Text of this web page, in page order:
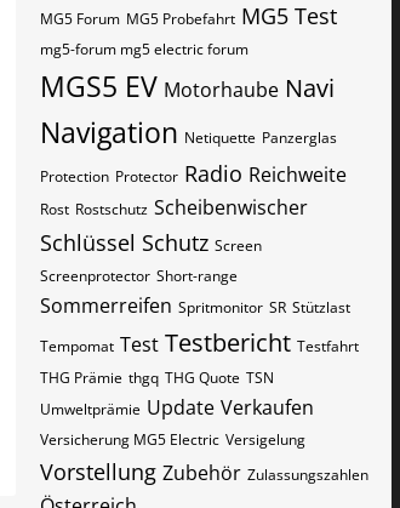
MG5 Forum MG5 Probefahrt MG5 Test
mg5-forum mg5 electric forum
MGS5 EV Motorhaube Navi
Navigation Netiquette Panzerglas
Protection Protector Radio Reichweite
Rost Rostschutz Scheibenwischer
Schlüssel Schutz Screen
Screenprotector Short-range
Sommerreifen Spritmonitor SR Stützlast
Tempomat Test Testbericht Testfahrt
THG Prämie thgq THG Quote TSN
Umweltprämie Update Verkaufen
Versicherung MG5 Electric Versigelung
Vorstellung Zubehör Zulassungszahlen